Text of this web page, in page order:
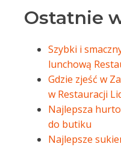
Ostatnie
Szybki i
lunchową
Gdzie zjeść w
w Restauracji
Najlepsza
do butiku
Najlepsze